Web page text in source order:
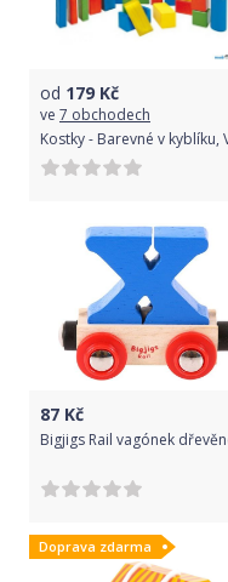
od 179 Kč
ve 7 obchodech
87 Kč
Doprava zdarma